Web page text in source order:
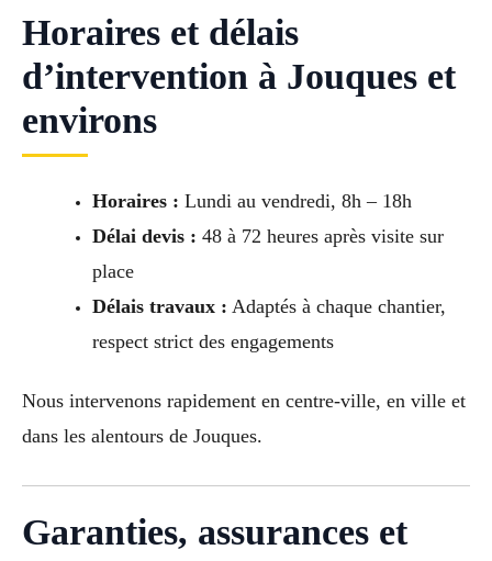
Horaires et délais
d’intervention à Jouques et
environs
Horaires : Lundi au vendredi, 8h – 18h
Délai devis : 48 à 72 heures après visite sur
place
Délais travaux : Adaptés à chaque chantier,
respect strict des engagements
Nous intervenons rapidement en centre-ville, en ville et
dans les alentours de Jouques.
Garanties, assurances et